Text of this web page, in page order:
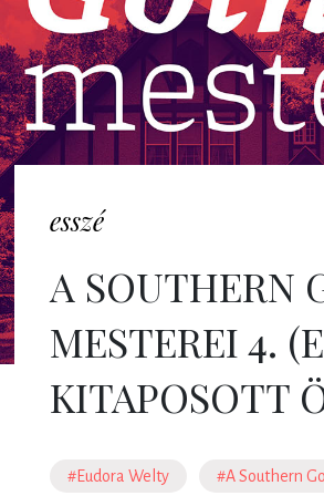
esszé
A SOUTHERN
MESTEREI 4.
KITAPOSOTT
#Eudora Welty #A Southern